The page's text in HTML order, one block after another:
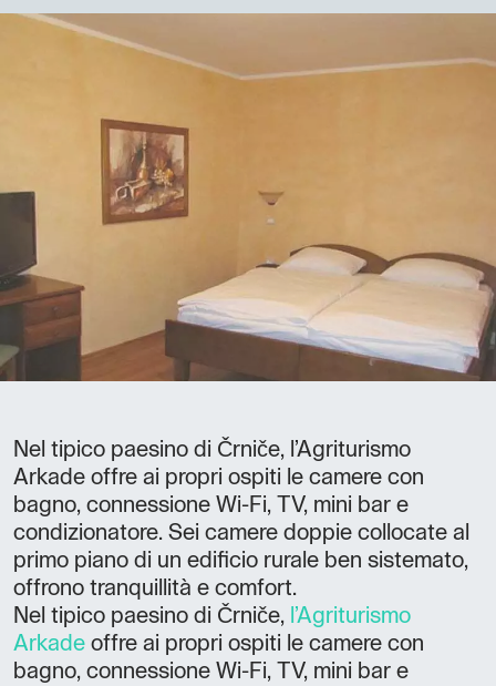
Nel tipico paesino di Črniče, l’Agriturismo
Arkade offre ai propri ospiti le camere con
bagno, connessione Wi-Fi, TV, mini bar e
condizionatore. Sei camere doppie collocate al
primo piano di un edificio rurale ben sistemato,
offrono tranquillità e comfort.
Nel tipico paesino di Črniče, l’Agriturismo
Arkade offre ai propri ospiti le camere con
bagno, connessione Wi-Fi, TV, mini bar e